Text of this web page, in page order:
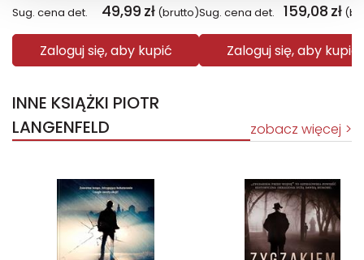
Sug. cena det. 49,99 zł (brutto)
Zaloguj się, aby kupić
Sug. cena det. 159,08 zł
Zaloguj się, aby kupić
INNE KSIĄŻKI PIOTR
LANGENFELD
zobacz więcej